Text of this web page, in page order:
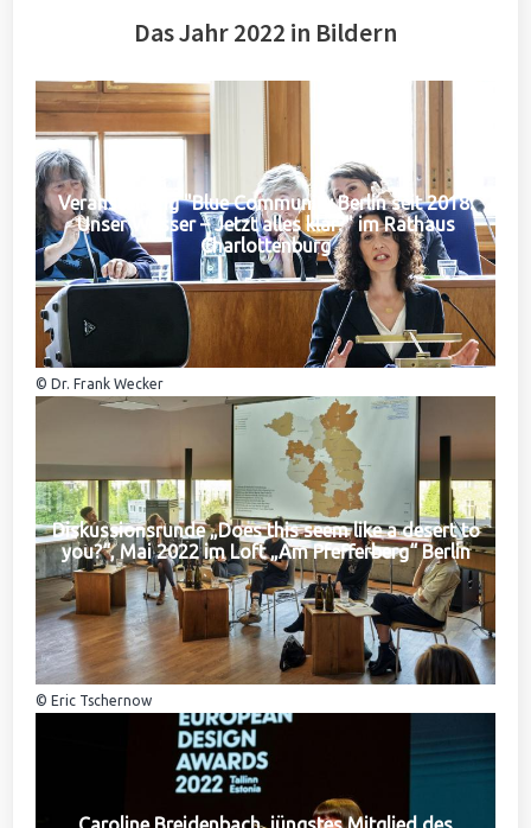
Das Jahr 2022 in Bildern
Veranstaltung "Blue Community Berlin seit 2018:
Unser Wasser – Jetzt alles klar?" im Rathaus
Charlottenburg
© Dr. Frank Wecker
Diskussionsrunde „Does this seem like a desert to
you?“, Mai 2022 im Loft „Am Pfefferberg“ Berlin
© Eric Tschernow